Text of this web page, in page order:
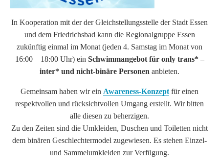
In Kooperation mit der der Gleichstellungsstelle der Stadt Essen
und dem Friedrichsbad kann die Regionalgruppe Essen
zukünftig einmal im Monat (jeden 4. Samstag im Monat von
16:00 – 18:00 Uhr) einSchwimmangebot für only trans* –
inter* und nicht-binäre Personen anbieten.
Gemeinsam haben wir ein Awareness-Konzeptfür einen
respektvollen und rücksichtvollen Umgang erstellt. Wir bitten
alle diesen zu beherzigen.
Zu den Zeiten sind die Umkleiden, Duschen und Toiletten nicht
dem binären Geschlechtermodel zugewiesen. Es stehen Einzel-
und Sammelumkleiden zur Verfügung.